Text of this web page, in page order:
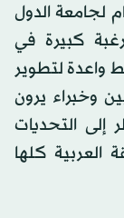
لجامعة الدول
كبيرة في
واعدة لتطوير
وخبراء يرون
إلى التحديات
العربية كلها